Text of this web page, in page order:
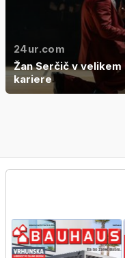
24ur.com
Žan Serčič v
kariere